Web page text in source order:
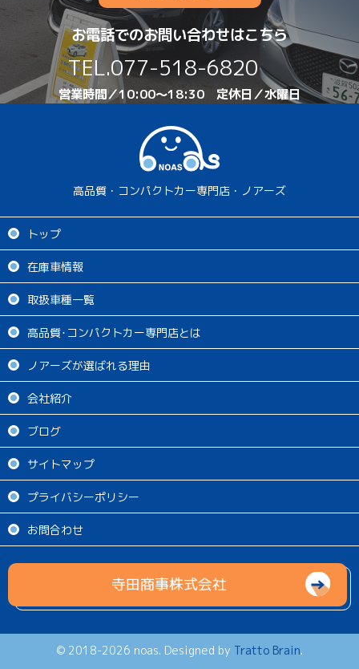
お電話でのお問い合わせはこちら
TEL.077-518-6820
営業時間／10:00～18:30 定休日／水曜日
高品質・コンパクトカー専門店・ノアーズ
トップ
在庫車情報
取扱車種一覧
高品質･コンパクトカー専門店とは
ノアーズが選ばれる理由
会社紹介
ブログ
サイトマップ
プライバシーポリシー
お問合わせ
寺田商事株式会社
© 2018-2026 noas. Designed by Tratto Brain.